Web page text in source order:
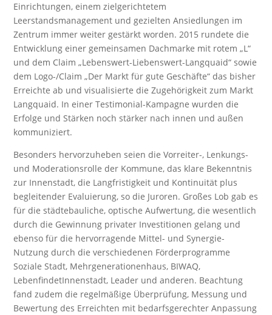
Einrichtungen, einem zielgerichtetem
Leerstandsmanagement und gezielten Ansiedlungen im
Zentrum immer weiter gestärkt worden. 2015 rundete die
Entwicklung einer gemeinsamen Dachmarke mit rotem „L“
und dem Claim „Lebenswert-Liebenswert-Langquaid“ sowie
dem Logo-/Claim „Der Markt für gute Geschäfte“ das bisher
Erreichte ab und visualisierte die Zugehörigkeit zum Markt
Langquaid. In einer Testimonial-Kampagne wurden die
Erfolge und Stärken noch stärker nach innen und außen
kommuniziert.
Besonders hervorzuheben seien die Vorreiter-, Lenkungs-
und Moderationsrolle der Kommune, das klare Bekenntnis
zur Innenstadt, die Langfristigkeit und Kontinuität plus
begleitender Evaluierung, so die Juroren. Großes Lob gab es
für die städtebauliche, optische Aufwertung, die wesentlich
durch die Gewinnung privater Investitionen gelang und
ebenso für die hervorragende Mittel- und Synergie-
Nutzung durch die verschiedenen Förderprogramme
Soziale Stadt, Mehrgenerationenhaus, BIWAQ,
LebenfindetInnenstadt, Leader und anderen. Beachtung
fand zudem die regelmäßige Überprüfung, Messung und
Bewertung des Erreichten mit bedarfsgerechter Anpassung